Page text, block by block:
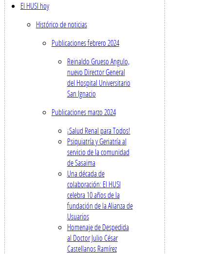
El HUSI hoy
Histórico de noticias
Publicaciones febrero 2024
Reinaldo Grueso Angulo,
nuevo Director General
del Hospital Universitario
San Ignacio
Publicaciones marzo 2024
¡Salud Renal para Todos!
Psiquiatría y Geriatría al
servicio de la comunidad
de Sasaima
Una década de
colaboración: El HUSI
celebra 10 años de la
fundación de la Alianza de
Usuarios
Homenaje de Despedida
al Doctor Julio César
Castellanos Ramírez